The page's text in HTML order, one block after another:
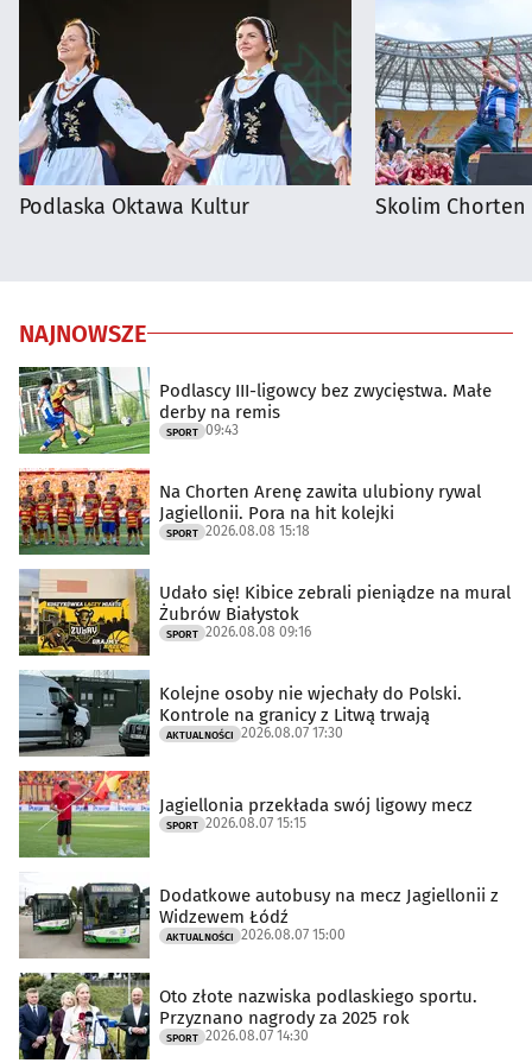
Podlaska Oktawa Kultur Skolim Chorten
NAJNOWSZE
Podlascy III-ligowcy bez zwycięstwa. Małe
derby na remis
SPORT 09:43
Na Chorten Arenę zawita ulubiony rywal
Jagiellonii. Pora na hit kolejki
SPORT 2026.08.08 15:18
Udało się! Kibice zebrali pieniądze na mural
Żubrów Białystok
SPORT 2026.08.08 09:16
Kolejne osoby nie wjechały do Polski.
Kontrole na granicy z Litwą trwają
AKTUALNOŚCI 2026.08.07 17:30
Jagiellonia przekłada swój ligowy mecz
SPORT 2026.08.07 15:15
Dodatkowe autobusy na mecz Jagiellonii z
Widzewem Łódź
AKTUALNOŚCI 2026.08.07 15:00
Oto złote nazwiska podlaskiego sportu.
Przyznano nagrody za 2025 rok
SPORT 2026.08.07 14:30